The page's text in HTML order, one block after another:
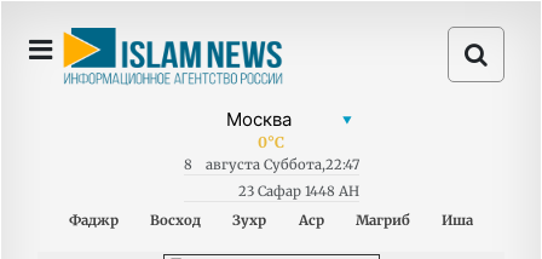
0°C
8 августа Суббота,22:47
23 Сафар 1448 AH
Фаджр
Восход Зухр Аср Магриб Иша